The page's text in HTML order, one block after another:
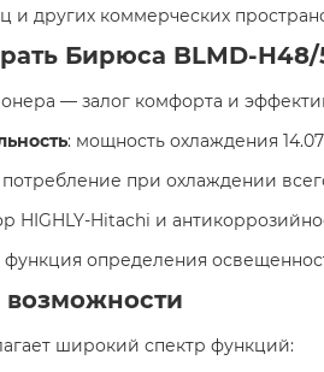
и других коммерческих
Бирюса BLMD-H48/
— залог комфорта и
: мощность охлаждения
потребление при охлаждении
HIGHLY-Hitachi и
определения
широкий спектр функций: